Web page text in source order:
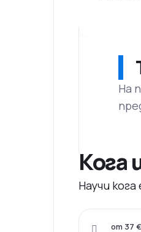
На
Кога
Научи
от 37 €